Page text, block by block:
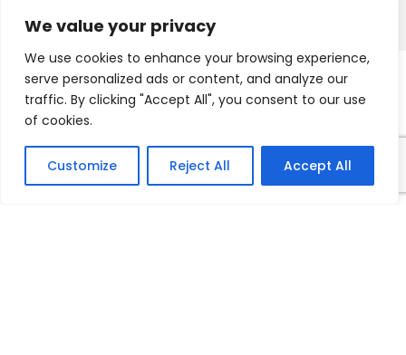
We value your privacy
We use cookies to enhance your browsing experience,
serve personalized ads or content, and analyze our
traffic. By clicking "Accept All", you consent to our use
of cookies.
Customize Reject All Accept All
Copyright 2021 HV-A, All Right Reserved